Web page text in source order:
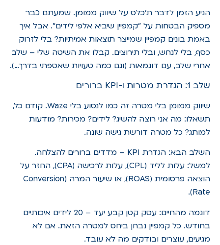
הגיע הזמן לדבר ת'כלס על שיווק ממומן. שמעתם כבר
מספיק הבטחות על "קמפיין שיביא אלפי לידים". אבל איך
באמת בונים קמפיין שמייצר תוצאות אמיתיות? בלי לזרוק
כסף, בלי לנחש, ובלי תירוצים. קבלו את השיטה שלי – שלב
אחרי שלב, עם דוגמאות (וגם כמה טעויות שאספתי בדרך…).
שלב 1: הגדרת מטרות ו-KPI ברורים
שיווק ממומן בלי מטרה זה כמו לנסוע בלי Waze. קודם כל,
תשאלו: מה אני רוצה להשיג? לידים? מכירות? מודעות
למותג? כל מטרה דורשת גישה שונה.
השלב הבא: הגדרת KPI – מדדים ברורים להצלחה.
למשל: עלות לליד (CPL), עלות לרכישה (CPA), החזר על
הוצאה פרסומית (ROAS), או שיעור המרה (Conversion
Rate).
דוגמה מהחיים: עסק קטן קבע יעד – 20 לידים איכותיים
בחודש. כל קמפיין נבחן ביחס למטרה הזאת. אם לא
מגיעים, עוצרים ובודקים מה לא עובד.